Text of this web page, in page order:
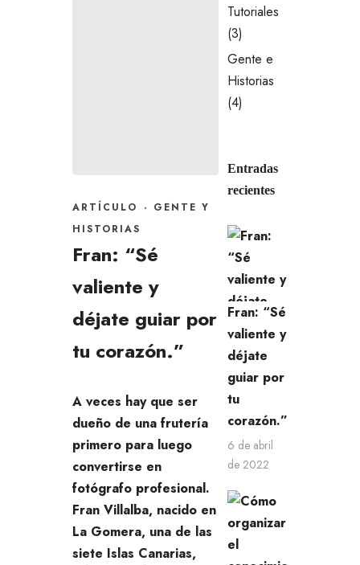
ARTÍCULO · GENTE Y
HISTORIAS
Fran: “Sé
valiente y
déjate guiar por
tu corazón.”
A veces hay que ser
dueño de una frutería
primero para luego
convertirse en
fotógrafo profesional.
Fran Villalba, nacido en
La Gomera, una de las
siete Islas Canarias,
Tutoriales
(3)
Gente e
Historias
(4)
Entradas
recientes
Fran: “Sé
valiente y
déjate
guiar por
tu
corazón.”
6 de abril
de 2022